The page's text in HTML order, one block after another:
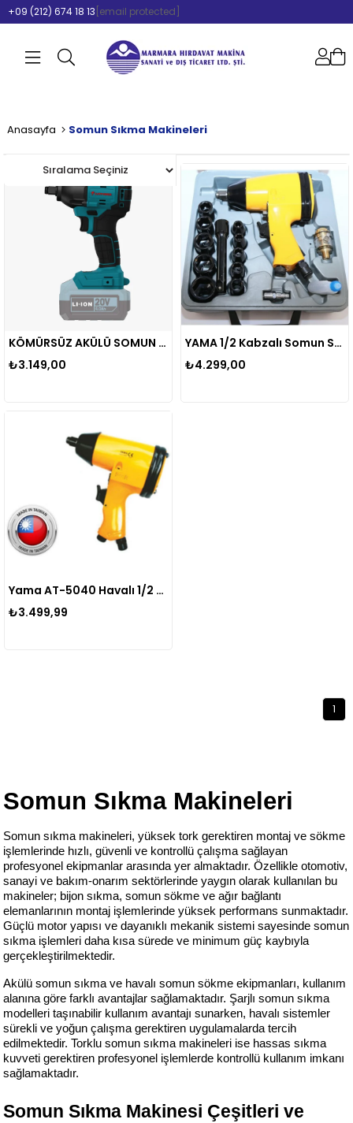
+09 (212) 674 18 13 [email protected]
Anasayfa Somun Sıkma Makineleri
KÖMÜRSÜZ AKÜLÜ SOMUN SIKMA VE TORKLU VİDALAMA 1/2" 20V Lİ-İON (AKÜ HARİÇ)
₺3.149,00
YAMA 1/2 Kabzalı Somun Sıkma At5040 Set
₺4.299,00
Yama AT-5040 Havalı 1/2 Somun Sökme Sıkma Makinesi Tabancası 32 kgm
₺3.499,99
1
Somun Sıkma Makineleri
Somun sıkma makineleri, yüksek tork gerektiren montaj ve sökme
işlemlerinde hızlı, güvenli ve kontrollü çalışma sağlayan
profesyonel ekipmanlar arasında yer almaktadır. Özellikle otomotiv,
sanayi ve bakım-onarım sektörlerinde yaygın olarak kullanılan bu
makineler; bijon sıkma, somun sökme ve ağır bağlantı
elemanlarının montaj işlemlerinde yüksek performans sunmaktadır.
Güçlü motor yapısı ve dayanıklı mekanik sistemi sayesinde somun
sıkma işlemleri daha kısa sürede ve minimum güç kaybıyla
gerçekleştirilmektedir.
Akülü somun sıkma ve havalı somun sökme ekipmanları, kullanım
alanına göre farklı avantajlar sağlamaktadır. Şarjlı somun sıkma
modelleri taşınabilir kullanım avantajı sunarken, havalı sistemler
sürekli ve yoğun çalışma gerektiren uygulamalarda tercih
edilmektedir. Torklu somun sıkma makineleri ise hassas sıkma
kuvveti gerektiren profesyonel işlemlerde kontrollü kullanım imkanı
sağlamaktadır.
Somun Sıkma Makinesi Çeşitleri ve